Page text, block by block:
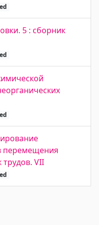
5 : сборник
перемещения
VII